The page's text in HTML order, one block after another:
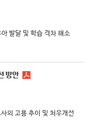
발달 및 학습 격차 해소
방안
고용 추이 및 처우개선